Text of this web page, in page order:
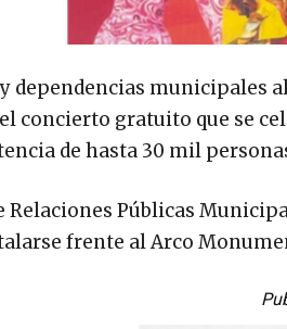
dependencias
concierto gratuito que se
de hasta 30 mil
Relaciones Públicas
frente al Arco